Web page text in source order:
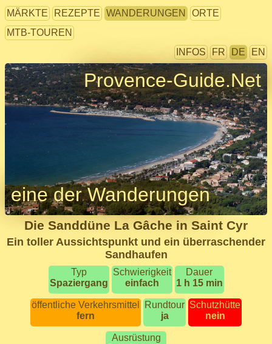
MÄRKTE REZEPTE WANDERUNGEN
ORTE
MTB-TOUREN
INFOS
FR DE EN
Provence-Guide.Net
eine der Wanderungen
Die Sanddüne La Gâche in Saint Cyr
Ein toller Aussichtspunkt und ein überraschender
Sandhaufen
Typ
Spaziergang
Schwierigkeit
einfach
Dauer
1 h 15 min
öffentliche Verkehrsmittel
fern
Rundtour
ja
Schutzhütte
nein
Ausrüstung